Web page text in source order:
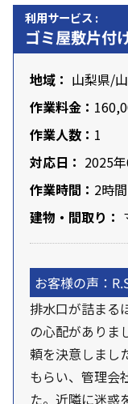
利用サービス :
ゴミ屋敷片付
地域： 山梨県/
作業料金：
作業人数： 1
対応日： 2025
作業時間： 2時間
建物・間取り：
お客様の声：
排水口が詰まる
の心配がありま
頼を決意しまし
もらい、管理会
た。近隣に迷惑